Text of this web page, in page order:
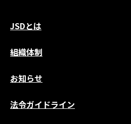
JSDとは
組織体制
お知らせ
法令ガイドライン